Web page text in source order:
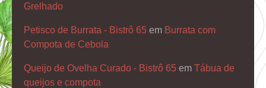
Grelhado
Petisco de Burrata - Bistrô 65 em Burrata com
Compota de Cebola
Queijo de Ovelha Curado - Bistrô 65 em Tábua de
queijos e compota